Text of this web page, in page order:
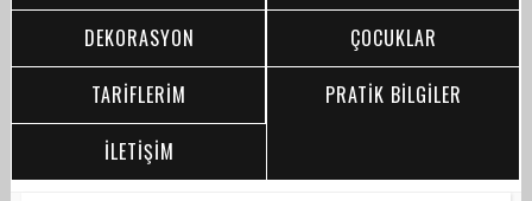
DEKORASYON
ÇOCUKLAR
TARİFLERİM
PRATİK BİLGİLER
İLETİŞİM